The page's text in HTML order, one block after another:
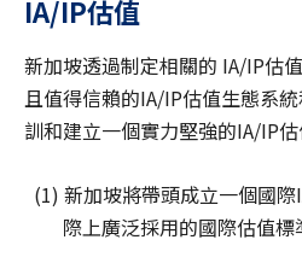
IA/IP估值
新加坡透過制定相關的 IA/IP估
且值得信賴的IA/IP估值生態系
訓和建立一個實力堅強的IA/IP估
(1) 新加坡將帶頭成立一個國
際上廣泛採用的國際估值標